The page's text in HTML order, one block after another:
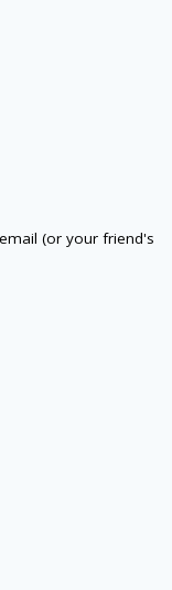
(or your friend's